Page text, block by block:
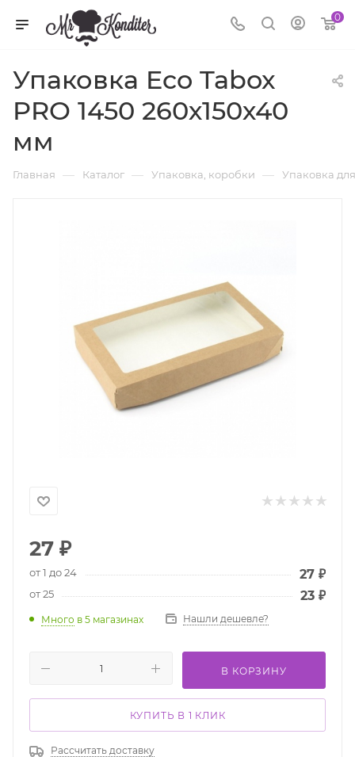
0
Упаковка Eco Tabox
PRO 1450 260х150х40
мм
Главная — Каталог — Упаковка, коробки — Упаковка
27 ₽
от 1 до 24 27 ₽
от 25 23 ₽
Много в 5 магазинах Нашли дешевле?
В КОРЗИНУ
КУПИТЬ В 1 КЛИК
Рассчитать доставку